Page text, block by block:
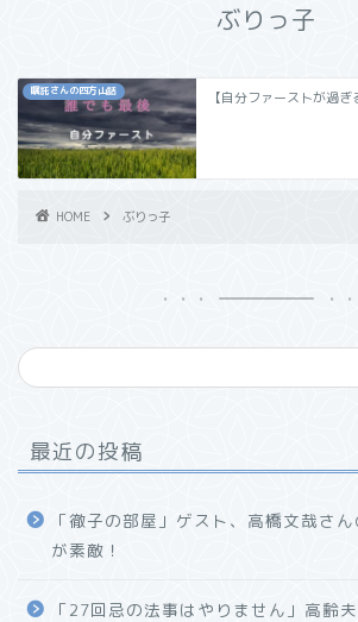
ぶりっ子
嘱託さんの四方山話 【自分ファーストが過ぎ
HOME ぶりっ子
最近の投稿
「徹子の部屋」ゲスト、高橋文哉さ
が素敵！
「27回忌の法事はやりません」高齢